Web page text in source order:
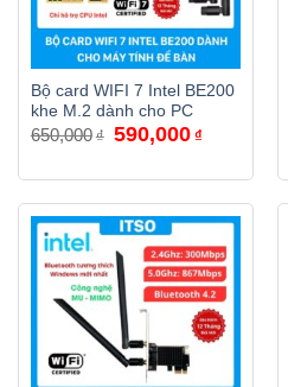
Bộ card WIFI 7 Intel BE200
khe M.2 dành cho PC
650,000 ₫
Giá
gốc
650,000₫.
590,000 ₫Giá
hiện
là: